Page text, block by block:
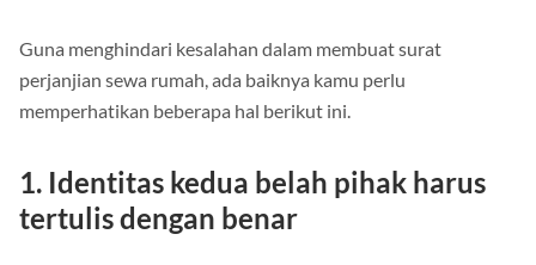
Guna menghindari kesalahan dalam membuat surat
perjanjian sewa rumah, ada baiknya kamu perlu
memperhatikan beberapa hal berikut ini.
1. Identitas kedua belah pihak harus
tertulis dengan benar